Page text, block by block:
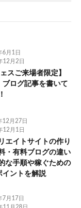
6月1日
12月2日
スご来場者限定】
ブログ記事を書いて
12月27日
12月1日
エイトサイトの作り
・有料ブログの違い
な手順や稼ぐための
イントを解説
7月17日